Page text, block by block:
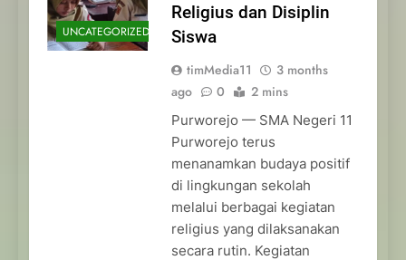
UNCATEGORIZED
Religius dan Disiplin
Siswa
timMedia11
3 months
ago
0 2 mins
Purworejo — SMA Negeri 11
Purworejo terus
menanamkan budaya positif
di lingkungan sekolah
melalui berbagai kegiatan
religius yang dilaksanakan
secara rutin. Kegiatan